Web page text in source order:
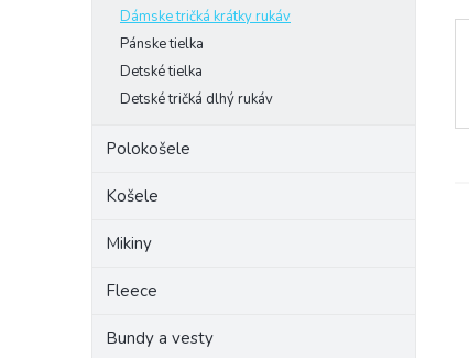
Dámske tričká krátky rukáv
Pánske tielka
Detské tielka
Detské tričká dlhý rukáv
Polokošele
Košele
Mikiny
Fleece
Bundy a vesty